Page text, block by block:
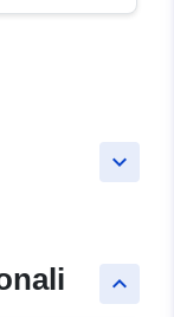
keyboard_arrow_down
keyboard_arrow_up